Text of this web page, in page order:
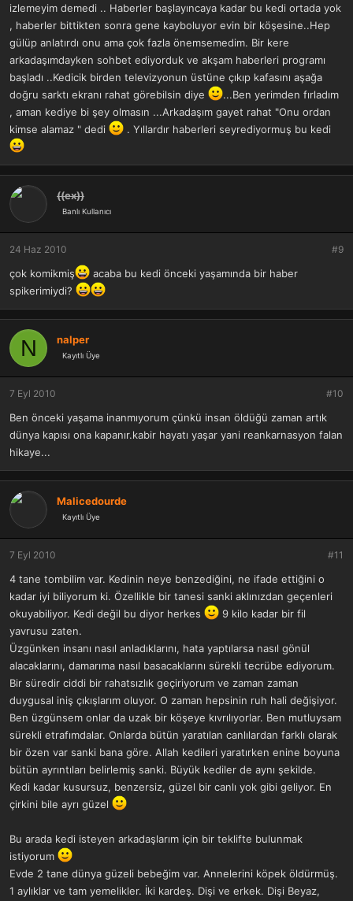
izlemeyim demedi .. Haberler başlayıncaya kadar bu kedi ortada yok
, haberler bittikten sonra gene kayboluyor evin bir köşesine..Hep
gülüp anlatırdı onu ama çok fazla önemsemedim. Bir kere
arkadaşımdayken sohbet ediyorduk ve akşam haberleri programı
başladı ..Kedicik birden televizyonun üstüne çıkıp kafasını aşağa
doğru sarktı ekranı rahat görebilsin diye
...Ben yerimden fırladım
, aman kediye bi şey olmasın ...Arkadaşım gayet rahat "Onu ordan
kimse alamaz " dedi
. Yıllardır haberleri seyrediyormuş bu kedi
((ex))
Banlı Kullanıcı
24 Haz 2010 #9
çok komikmiş
acaba bu kedi önceki yaşamında bir haber
spikerimiydi?
N nalper
Kayıtlı Üye
7 Eyl 2010 #10
Ben önceki yaşama inanmıyorum çünkü insan öldüğü zaman artık
dünya kapısı ona kapanır.kabir hayatı yaşar yani reankarnasyon falan
hikaye...
Malicedourde
Kayıtlı Üye
7 Eyl 2010 #11
4 tane tombilim var. Kedinin neye benzediğini, ne ifade ettiğini o
kadar iyi biliyorum ki. Özellikle bir tanesi sanki aklınızdan geçenleri
okuyabiliyor. Kedi değil bu diyor herkes
9 kilo kadar bir fil
yavrusu zaten.
Üzgünken insanı nasıl anladıklarını, hata yaptılarsa nasıl gönül
alacaklarını, damarıma nasıl basacaklarını sürekli tecrübe ediyorum.
Bir süredir ciddi bir rahatsızlık geçiriyorum ve zaman zaman
duygusal iniş çıkışlarım oluyor. O zaman hepsinin ruh hali değişiyor.
Ben üzgünsem onlar da uzak bir köşeye kıvrılıyorlar. Ben mutluysam
sürekli etrafımdalar. Onlarda bütün yaratılan canlılardan farklı olarak
bir özen var sanki bana göre. Allah kedileri yaratırken enine boyuna
bütün ayrıntıları belirlemiş sanki. Büyük kediler de aynı şekilde.
Kedi kadar kusursuz, benzersiz, güzel bir canlı yok gibi geliyor. En
çirkini bile ayrı güzel
Bu arada kedi isteyen arkadaşlarım için bir teklifte bulunmak
istiyorum
Evde 2 tane dünya güzeli bebeğim var. Annelerini köpek öldürmüş.
1 aylıklar ve tam yemelikler. İki kardeş. Dişi ve erkek. Dişi Beyaz,